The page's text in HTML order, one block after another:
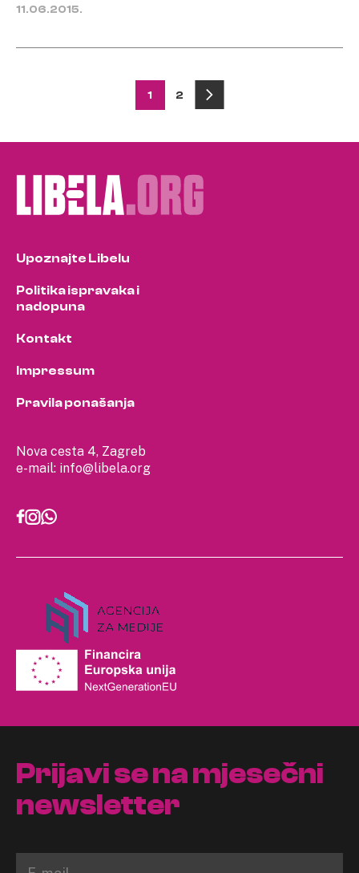
11.06.2015.
pagination
1 2
Nova cesta 4, Zagreb
e-mail: info@libela.org
Upoznajte Libelu
Politika ispravaka i
nadopuna
Kontakt
Impressum
Pravila ponašanja
Prijavi se na mjesečni
newsletter